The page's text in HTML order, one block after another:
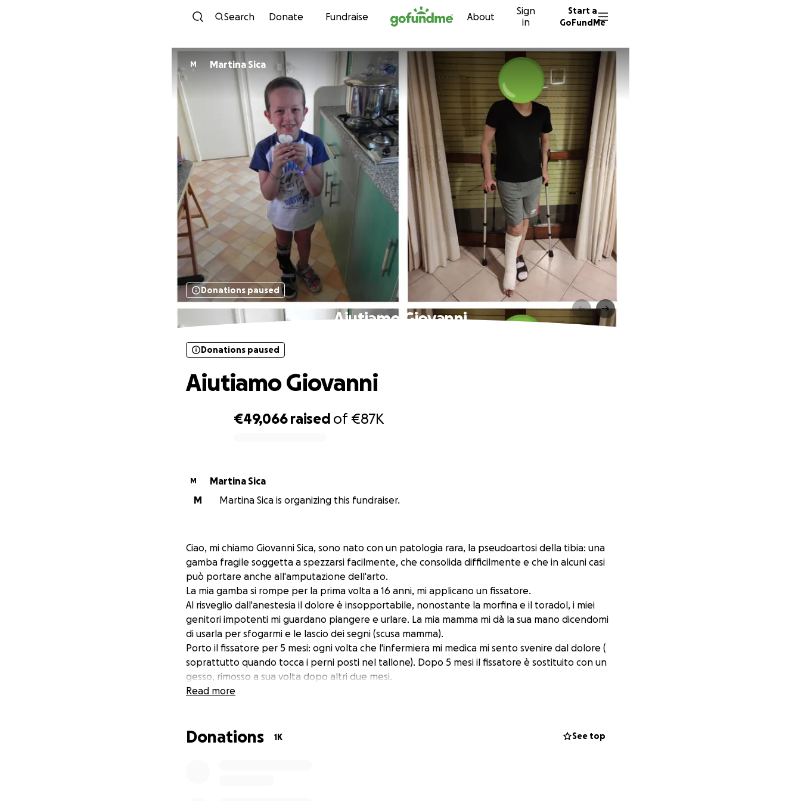
Skip to content
Search Donate Fundraise About
Sign
in
Start a
GoFundMe
M Martina Sica
Donations paused
Aiutiamo Giovanni
€49,066 raised of€87K
Donations paused
Aiutiamo Giovanni
M
Martina Sica
M
Martina Sica is organizing this fundraiser.
Ciao, mi chiamo Giovanni Sica, sono nato con un patologia rara, la pseudoartosi della tibia: una
gamba fragile soggetta a spezzarsi facilmente, che consolida difficilmente e che in alcuni casi
può portare anche all'amputazione dell'arto.
La mia gamba si rompe per la prima volta a 16 anni, mi applicano un fissatore.
Al risveglio dall'anestesia il dolore è insopportabile, nonostante la morfina e il toradol, i miei
genitori impotenti mi guardano piangere e urlare. La mia mamma mi dà la sua mano dicendomi
di usarla per sfogarmi e le lascio dei segni (scusa mamma).
Porto il fissatore per 5 mesi: ogni volta che l'infermiera mi medica mi sento svenire dal dolore (
soprattutto quando tocca i perni posti nel tallone). Dopo 5 mesi il fissatore è sostituito con un
gesso, rimosso a sua volta dopo altri due mesi.
Speravo finalmente di aver risolto il mio problema, anche se avrei dovuto portare comunque il
Mi sento crollare il mondo addosso, cerco di riprendermi subito, ma quando il mio ortopedico mi
Read more
Donations 1K See top